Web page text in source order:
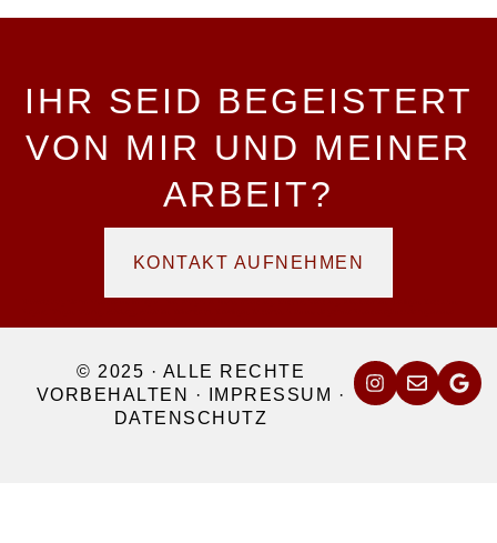
IHR SEID BEGEISTERT
VON MIR UND MEINER
ARBEIT?
KONTAKT AUFNEHMEN
© 2025 · ALLE RECHTE
VORBEHALTEN ·
IMPRESSUM
·
DATENSCHUTZ